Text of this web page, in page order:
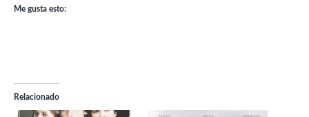
Me gusta esto:
Relacionado